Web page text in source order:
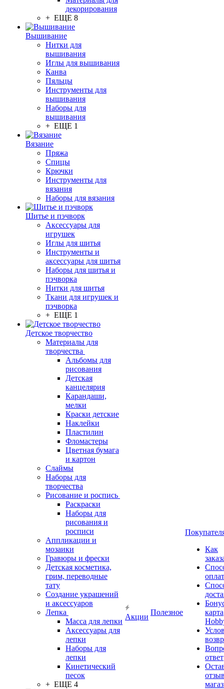
декорирования
+ ЕЩЕ 8
Вышивание
Нитки для
вышивания
Иглы для вышивания
Канва
Пяльцы
Инструменты для
вышивания
Наборы для
вышивания
+ ЕЩЕ 1
Вязание
Пряжа
Спицы
Крючки
Инструменты для
вязания
Наборы для вязания
Шитье и пэчворк
Аксессуары для
игрушек
Иглы для шитья
Инструменты и
аксессуары для шитья
Наборы для шитья и
пэчворка
Нитки для шитья
Ткани для игрушек и
пэчворка
+ ЕЩЕ 1
Детское творчество
Материалы для
творчества
Альбомы для
рисования
Детская
канцелярия
Карандаши,
мелки
Краски детские
Наклейки
Пластилин
Фломастеры
Цветная бумага
и картон
Слаймы
Наборы для
творчества
Рисование и роспись
Раскраски
Наборы для
рисования и
росписи
Аппликации и
мозаики
Гравюры и фрески
Детская косметика,
грим, переводные
тату
Создание украшений
и аксессуаров
Лепка
Масса для лепки
Аксессуары для
лепки
Наборы для
лепки
Кинетический
песок
+ ЕЩЕ 4
Акции
Полезное
Как
карта
ответ